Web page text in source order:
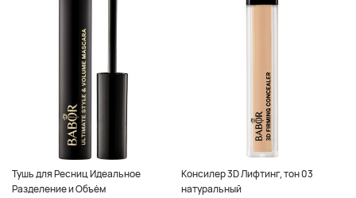
Тушь для Ресниц Идеальное
Разделение и Объём
Консилер 3D Лифтинг, тон 03
натуральный